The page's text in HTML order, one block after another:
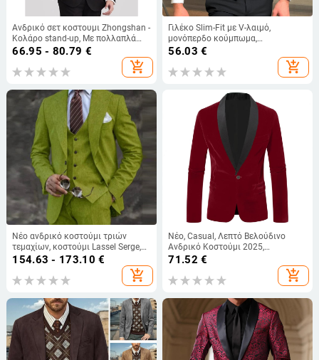
Ανδρικό σετ κοστουμι Zhongshan -
Κολάρο stand-up, Με πολλαπλά
κουμπιά, Πολυεστερικό ύφασμα,
Εφαρμοστό κόψιμο, Τέσσερις
εποχές
66.95 - 80.79 €
add_shopping_cart
Γιλέκο Slim-Fit με V-λαιμό,
μονόπερδο κούμπωμα,
βαμβακοπολυεστερικό ύφασμα
100%, 3D τσέπες, Κορεατικό στυλ
56.03 €
add_shopping_cart
Νέο ανδρικό κοστούμι τριών
τεμαχίων, κοστούμι Lassel Serge,
αφρικανικό κοστούμι για πάρτι,
συνοδός γαμπρού, κοστούμι για
δεξιώσεις και πάρτι
154.63 - 173.10 €
add_shopping_cart
Νέο, Casual, Λεπτό Βελούδινο
Ανδρικό Κοστούμι 2025,
Διασυνοριακό, Επαγγελματικό,
Φρούτα
71.52 €
add_shopping_cart